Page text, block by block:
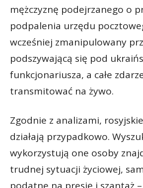
mężczyznę podejrzanego o
podpalenia urzędu
wcześniej zmanipulowany
podszywającą się pod
funkcjonariusza, a całe
transmitować na żywo.
Zgodnie z analizami,
działają przypadkowo.
wykorzystują one osoby
trudnej sytuacji życiowej,